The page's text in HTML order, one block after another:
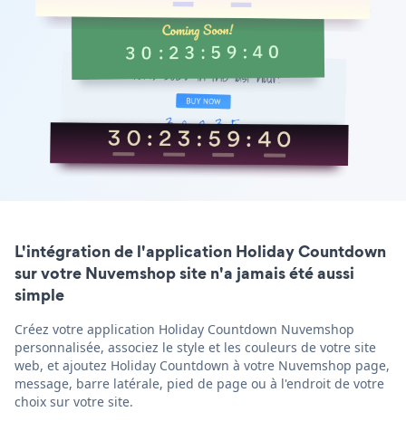
L'intégration de l'application Holiday Countdown
sur votre Nuvemshop site n'a jamais été aussi
simple
Créez votre application Holiday Countdown Nuvemshop
personnalisée, associez le style et les couleurs de votre site
web, et ajoutez Holiday Countdown à votre Nuvemshop page,
message, barre latérale, pied de page ou à l'endroit de votre
choix sur votre site.